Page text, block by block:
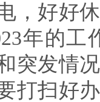
，好好
年的工
突发情
打扫好